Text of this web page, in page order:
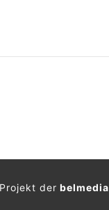
derbelmedia